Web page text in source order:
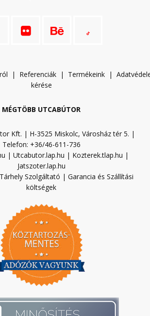
| Referenciák | Termékeink | A
kérése
MÉGTÖBB UTCABÚTOR
Kft. | H-3525 Miskolc, Városház tér 5. |
Telefon: +36/46-611-736
| Utcabutor.lap.hu | Kozterek.tlap.hu |
Jatszoter.lap.hu
Szolgáltató | Garancia és Szállítási
költségek